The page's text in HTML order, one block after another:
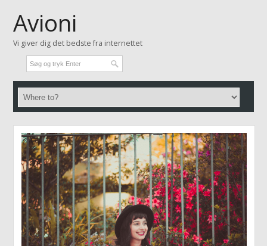
Avioni
Vi giver dig det bedste fra internettet